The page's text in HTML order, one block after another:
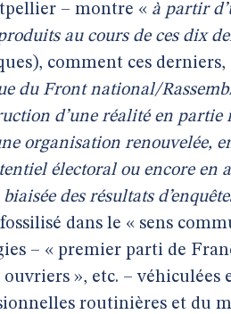
– montre « à partir
au cours de ces dix
comment ces
du Front national/
d’une réalité en
organisation renouvelée,
électoral ou encore
des résultats
fossilisé dans le « sens
– « premier parti de
ouvriers », etc. – véhiculées
routinières et du